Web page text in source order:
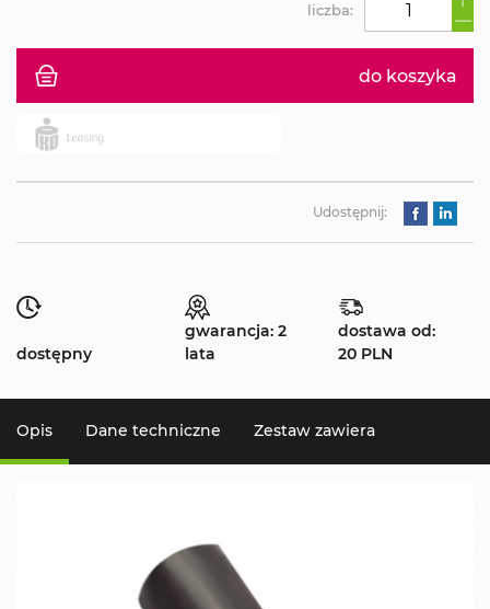
do koszyka
liczba:
Udostępnij:
dostępny
gwarancja: 2
lata
dostawa od:
20 PLN
Opis Dane techniczne Zestaw zawiera